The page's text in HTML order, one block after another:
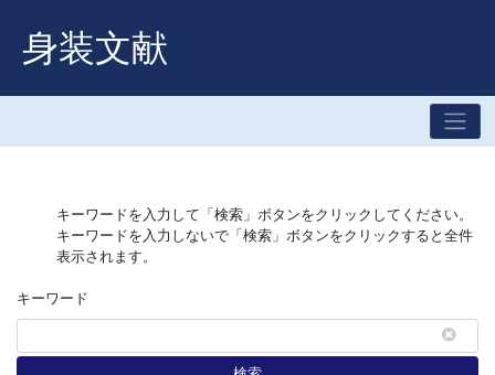
身装文献
キーワードを入力して「検索」ボタンをクリックしてください。
キーワードを入力しないで「検索」ボタンをクリックすると全件
表示されます。
キーワード